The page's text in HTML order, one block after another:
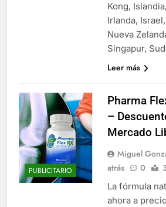
Kong,
Irlanda,
Nueva
Singapur,
Leer más
PUBLICITARIO
Pharma
–
Mercado
Miguel
atrás
0
La fórmula
ahora a